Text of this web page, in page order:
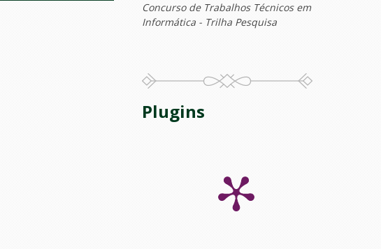
Concurso de Trabalhos Técnicos em
Informática - Trilha Pesquisa
Plugins